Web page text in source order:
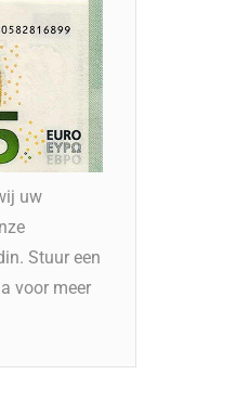
uw
Stuur een
voor meer